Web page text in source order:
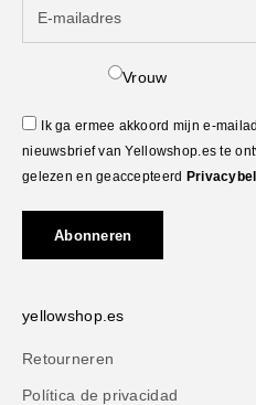
Vrouw
Ik ga ermee akkoord mijn e-
nieuwsbrief van Yellowshop.es te
gelezen en geaccepteerd
Abonneren
yellowshop.es
Retourneren
Política de privacidad